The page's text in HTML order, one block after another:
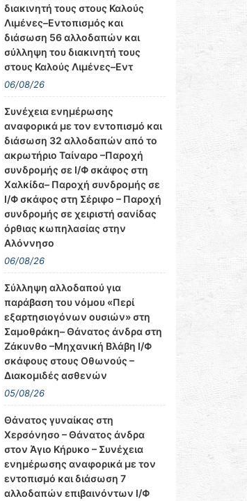
διακινητή τους στους Καλούς
Λιμένες–Εντοπισμός και
διάσωση 56 αλλοδαπών και
σύλληψη του διακινητή τους
στους Καλούς Λιμένες–Εντ
06/08/26
Συνέχεια ενημέρωσης
αναφορικά με τον εντοπισμό και
διάσωση 32 αλλοδαπών από το
ακρωτήριο Ταίναρο –Παροχή
συνδρομής σε Ι/Φ σκάφος στη
Χαλκίδα– Παροχή συνδρομής σε
Ι/Φ σκάφος στη Σέριφο – Παροχή
συνδρομής σε χειριστή σανίδας
όρθιας κωπηλασίας στην
Αλόννησο
06/08/26
Σύλληψη αλλοδαπού για
παράβαση του νόμου «Περί
εξαρτησιογόνων ουσιών» στη
Σαμοθράκη– Θάνατος άνδρα στη
Ζάκυνθο –Μηχανική Βλάβη Ι/Φ
σκάφους στους Οθωνούς –
Διακομιδές ασθενών
05/08/26
Θάνατος γυναίκας στη
Χερσόνησο – Θάνατος άνδρα
στον Άγιο Κήρυκο – Συνέχεια
ενημέρωσης αναφορικά με τον
εντοπισμό και διάσωση 7
αλλοδαπών επιβαινόντων Ι/Φ